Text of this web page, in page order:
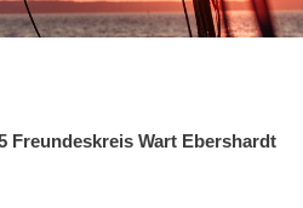
Freundeskreis Wart Ebershardt